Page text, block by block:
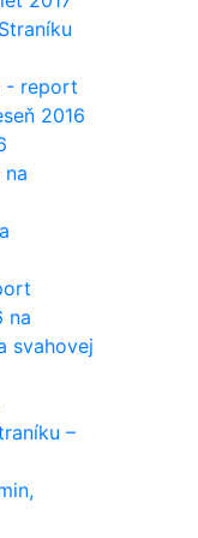
- report
2016
na
na
svahovej
–